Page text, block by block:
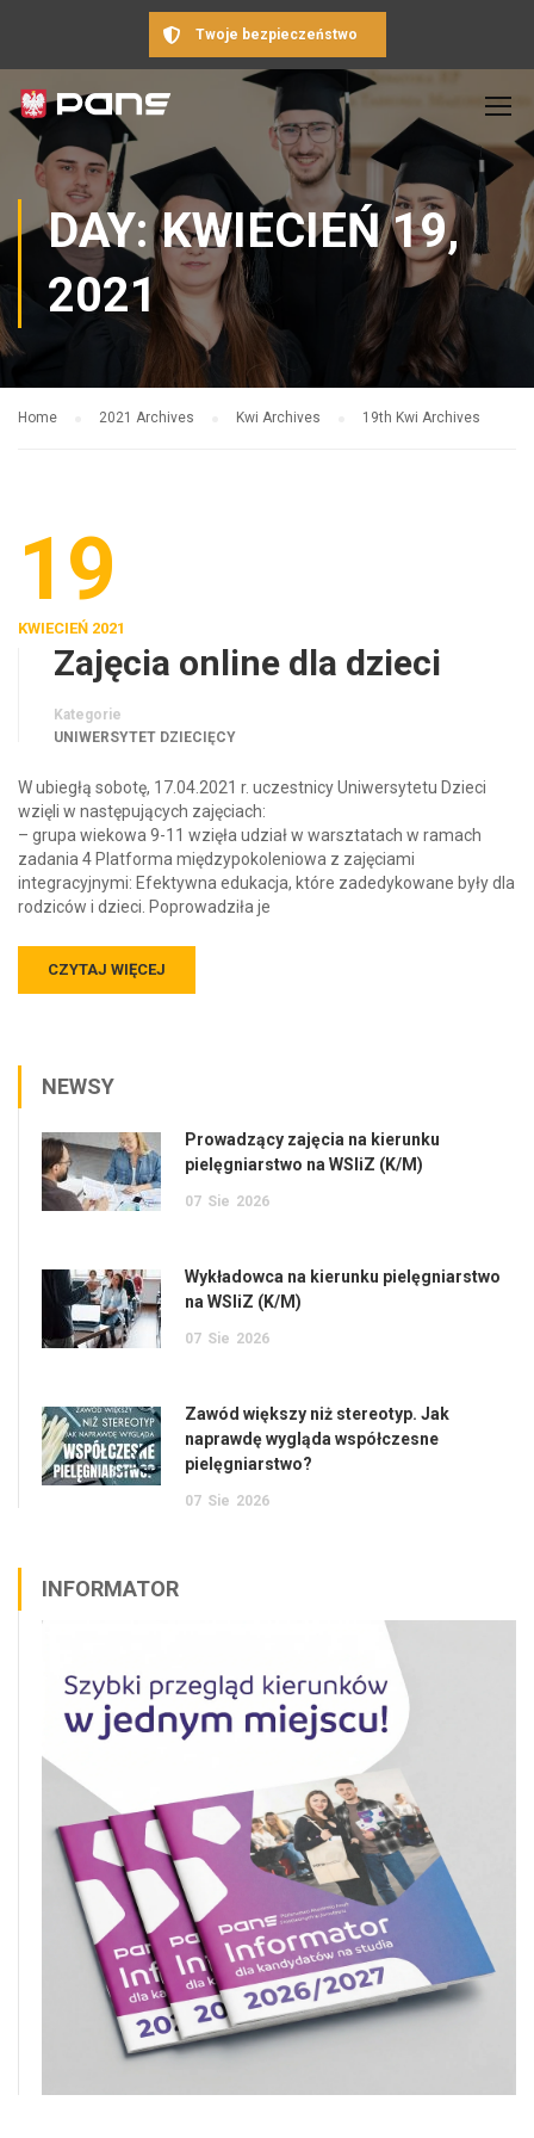
Twoje bezpieczeństwo
DAY: KWIECIEŃ 19,
2021
Home 2021 Archives Kwi Archives 19th Kwi Archives
19
KWIECIEŃ 2021
Zajęcia online dla dzieci
Kategorie
UNIWERSYTET DZIECIĘCY
W ubiegłą sobotę, 17.04.2021 r. uczestnicy Uniwersytetu Dzieci
wzięli w następujących zajęciach:
– grupa wiekowa 9-11 wzięła udział w warsztatach w ramach
zadania 4 Platforma międzypokoleniowa z zajęciami
integracyjnymi: Efektywna edukacja, które zadedykowane były dla
rodziców i dzieci. Poprowadziła je
CZYTAJ WIĘCEJ
NEWSY
Prowadzący zajęcia na kierunku
pielęgniarstwo na WSIiZ (K/M)
07 Sie 2026
Wykładowca na kierunku pielęgniarstwo
na WSIiZ (K/M)
07 Sie 2026
Zawód większy niż stereotyp. Jak
naprawdę wygląda współczesne
pielęgniarstwo?
07 Sie 2026
INFORMATOR